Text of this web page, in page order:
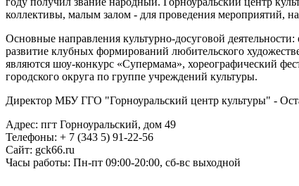
коллективы, малым залом - для проведения мероприятий,
Основные направления культурно-досуговой
развитие клубных формирований любительского
являются шоу-конкурс «Супермама», хореографический
городского округа по группе учреждений культуры.
Директор МБУ ГГО "Горноуральский центр культуры" -
Адрес: пгт Горноуральский, дом 49
Телефоны: + 7 (343 5) 91-22-56
Сайт: gck66.ru
Часы работы: Пн-пт 09:00-20:00, сб-вс выходной